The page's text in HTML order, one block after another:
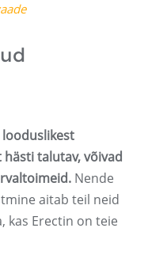
talutav, võivad
Nende
aitab teil neid
kas Erectin on teie